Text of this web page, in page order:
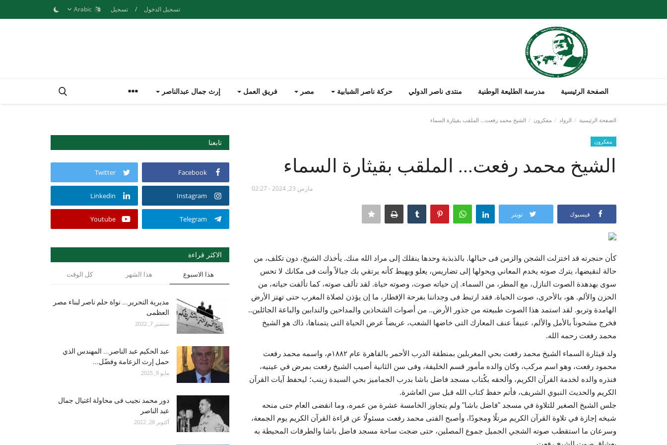
تسجيل الدخول / تسجيل
الصفحة الرئيسية مدرسة الطليعة الوطنية منتدى ناصر الدولي حركة ناصر الشبابية مصر فريق العمل إرث جمال عبدالناصر
الصفحة الرئيسية الرواد مفكرون الشيخ محمد رفعت... الملقب بقيثارة السماء
مفكرون
الشيخ محمد رفعت... الملقب بقيثارة السماء
مارس 23, 2024 - 02:27
فيسبوك تويتر
كأن حنجرته قد اختزلت الشجن والزمن فى حبالها. بالذبذبة وحدها ينقلك إلى مراد الله منك. يأخذك الشيخ، دون تكلف، من
حالة لنقيضها، يترك صوته يخدم المعاني ويحولها إلى تضاريس، يعلو ويهبط كأنه يرتقي بك جبالاً وأنت فى مكانك لا تحس
سوى بهدهدة الصوت النازل، مع المطر، من السماء. إن حياته صوت، وصوته حياة. لقد تألف صوته، كما تألفت حياته، من
الحزن والألم. هو، بالأحرى، صوت الحياة. فقد ارتبط فى وجداننا بفرحة الإفطار، ما إن يؤذن لصلاة المغرب حتى تهتز الأرض
الهامدة وتربو. لقد استمد هذا الصوت طبيعته من جذور الأرض.. من أصوات الشحاذين والمداحين والندابين والباعة الجائلين..
فخرج مشحوناً بالأمل والألم، عنيفاً عنف المعارك التى خاضها الشعب، عريضاً عرض الحياة التى يتمناها، ذاك هو الشيخ
محمد رفعت رحمه الله.
ولد قيثارة السماء الشيخ محمد رفعت بحي المغربلين بمنطقة الدرب الأحمر بالقاهرة عام ١٨٨٢م، واسمه محمد رفعت
محمود رفعت، وهو اسم مركب، وكان والده مأمور قسم الخليفة، وفى سن الثانية أصيب الشيخ رفعت بمرض في عينيه،
فنذره والده لخدمة القرآن الكريم، وألحقه بكُتاب مسجد فاضل باشا بدرب الجماميز بحي السيدة زينب؛ ليحفظ آيات القرآن
الكريم والحديث النبوي الشريف، فأتم حفظ كتاب الله قبل سن العاشرة.
جلس الشيخ الصغير للتلاوة في مسجد "فاضل باشا" ولم يتجاوز الخامسة عشرة من عمره، وما انقضى العام حتى منحه
شيخه إجازة في تلاوة القرآن الكريم مرتلًا ومجودًا، وأصبح الفتى محمد رفعت مسئولًا عن قراءة القرآن الكريم يوم الجمعة،
وسرعان ما استقطب صوته الشجي الجميل جموع المصلين، حتى ضجت ساحة مسجد فاضل باشا والطرقات المحيطة به
تابعنا
Facebook
Twitter
Instagram
Linkedin
Telegram
Youtube
الاكثر قراءة
هذا الاسبوع هذا الشهر كل الوقت
مديرية التحرير... نواة حلم ناصر لبناء مصر
العظمى
سبتمبر 7, 2022
عبد الحكيم عبد الناصر... المهندس الذي
حمل إرث الزعامة وفضّل...
مايو 9, 2025
دور محمد نجيب فى محاولة اغتيال جمال
عبد الناصر
أكتوبر 28, 2022